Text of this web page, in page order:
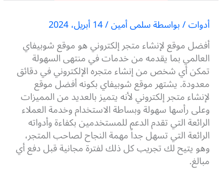
أدوات/ بواسطةسلمى أمين/14 أبريل، 2024
أفضل موقع لإنشاء متجر إلكتروني هو موقع شوبيفاي
العالمي بما يقدمه من خدمات في منتهى السهولة
تمكن أي شخص من إنشاء متجره الإلكتروني في دقائق
معدودة. يشتهر موقع شوبيفاي بكونه أفضل موقع
لإنشاء متجر إلكتروني لأنه يتميز بالعديد من المميزات
وعلى رأسها سهولة وبساطة الاستخدام وخدمة العملاء
الرائعة التي تقدم الدعم للمستخدمين بكفاءة وأدواته
الرائعة التي تسهل جداً مهمة النجاح لصاحب المتجر،
وهو يتيح لك تجريب كل ذلك لفترة مجانية قبل دفع أي
مبالغ.